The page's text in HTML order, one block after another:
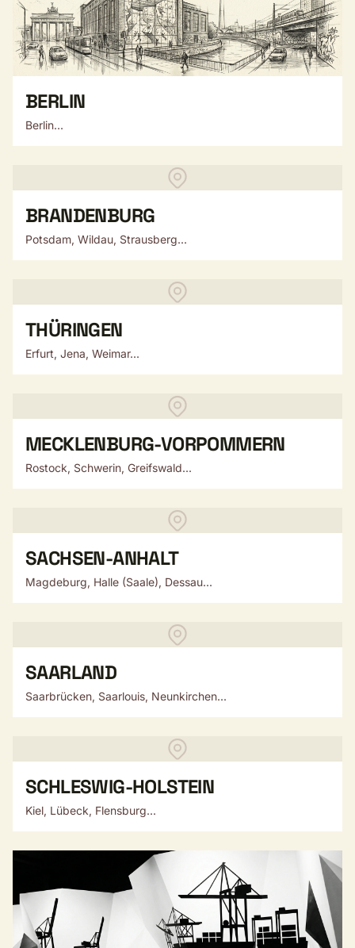
BERLIN
Berlin...
BRANDENBURG
Potsdam, Wildau, Strausberg...
THÜRINGEN
Erfurt, Jena, Weimar...
MECKLENBURG-VORPOMMERN
Rostock, Schwerin, Greifswald...
SACHSEN-ANHALT
Magdeburg, Halle (Saale), Dessau...
SAARLAND
Saarbrücken, Saarlouis, Neunkirchen...
SCHLESWIG-HOLSTEIN
Kiel, Lübeck, Flensburg...